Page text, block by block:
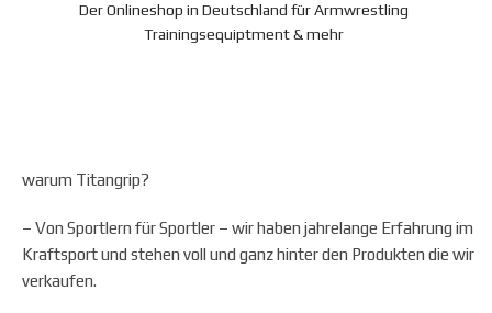
Der Onlineshop in Deutschland für Armwrestling
Trainingsequiptment & mehr
warum Titangrip?
– Von Sportlern für Sportler – wir haben jahrelange Erfahrung im
Kraftsport und stehen voll und ganz hinter den Produkten die wir
verkaufen.